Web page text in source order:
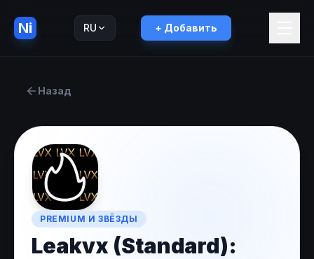
Ni RU + Добавить
Назад
PREMIUM И ЗВЁЗДЫ
Leakvx (Standard):